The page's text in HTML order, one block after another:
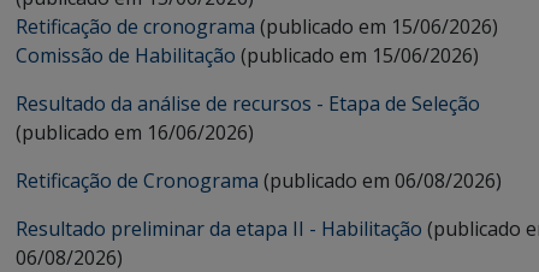
Retificação de cronograma (publicado em 15/06/2026)
Comissão de Habilitação (publicado em 15/06/2026)
Resultado da análise de recursos - Etapa de Seleção
(publicado em 16/06/2026)
Retificação de Cronograma (publicado em 06/08/2026)
Resultado preliminar da etapa II - Habilitação (publicado
06/08/2026)